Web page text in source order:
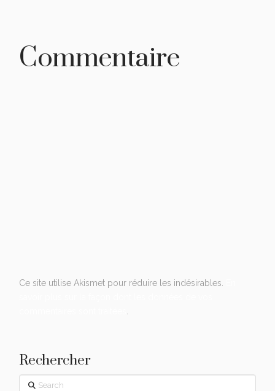
Commentaire
Ce site utilise Akismet pour réduire les indésirables.
Rechercher
Search